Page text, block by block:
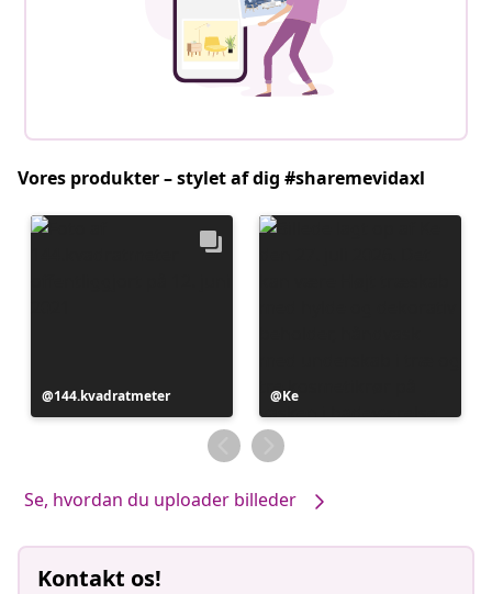
Vores produkter – stylet af dig #sharemevidaxl
Opslag
offentliggjort
144.kvadratmeter
Opslag
offentliggjort
af
Ke
Se, hvordan du uploader billeder
Kontakt os!